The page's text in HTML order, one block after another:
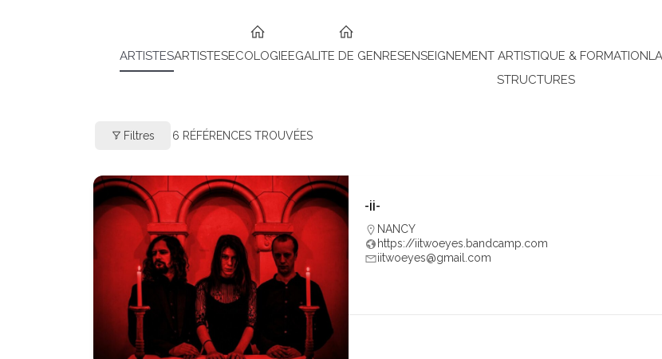
ARTISTESARTISTESECOLOGIEEGALITE DE GENRESENSEIGNEMENT ARTISTIQUE & FORMATION
STRUCTURES
Filtres 6 RÉFÉRENCES TROUVÉES
-ii-
NANCY
https://iitwoeyes.bandcamp.com
iitwoeyes@gmail.com